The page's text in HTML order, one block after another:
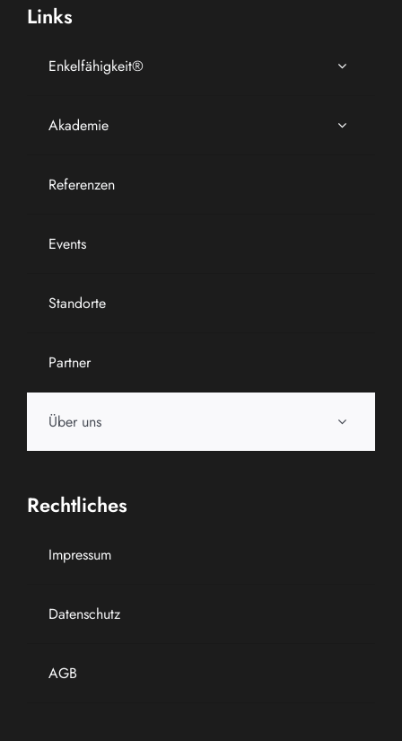
Links
Enkelfähigkeit®
Akademie
Referenzen
Events
Standorte
Partner
Über uns
Rechtliches
Impressum
Datenschutz
AGB